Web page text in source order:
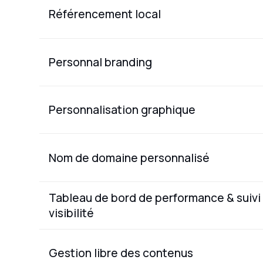
Référencement local
Personnal branding
Personnalisation graphique
Nom de domaine personnalisé
Tableau de bord de performance &
visibilité
Gestion libre des contenus